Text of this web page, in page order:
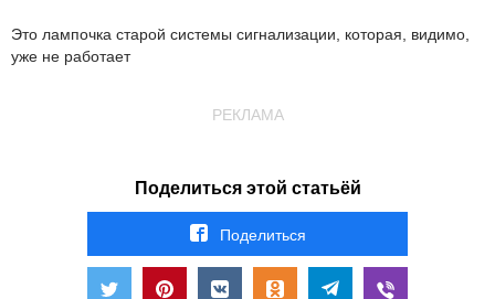
Это лампочка старой системы сигнализации, которая, видимо,
уже не работает
РЕКЛАМА
Поделиться этой статьёй
Поделиться